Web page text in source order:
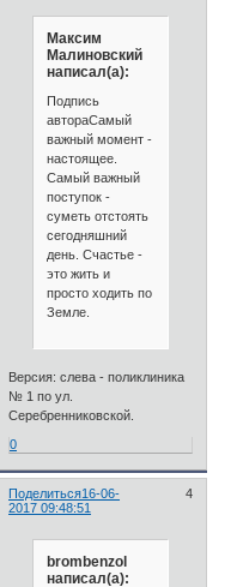
Максим
Малиновский
написал(а):
Подпись
автораСамый
важный момент -
настоящее.
Самый важный
поступок -
суметь отстоять
сегодняшний
день. Счастье -
это жить и
просто ходить по
Земле.
Версия: слева - поликлиника
№ 1 по ул.
Серебренниковской.
0
Поделиться 4
16-06-
2017 09:48:51
brombenzol
написал(а):